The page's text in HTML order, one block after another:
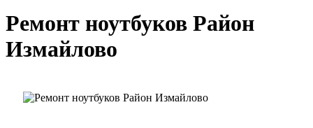
Ремонт ноутбуков Район
Измайлово